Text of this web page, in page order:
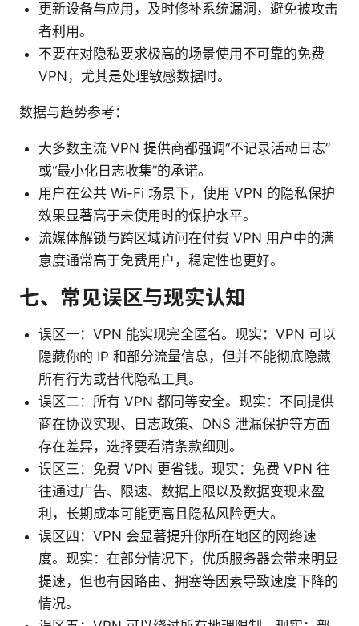
更新设备与应用，及时修补系统漏洞，避免被攻击
者利用。
不要在对隐私要求极高的场景使用不可靠的免费
VPN，尤其是处理敏感数据时。
数据与趋势参考：
大多数主流 VPN 提供商都强调“不记录活动日志”
或“最小化日志收集”的承诺。
用户在公共 Wi-Fi 场景下，使用 VPN 的隐私保护
效果显著高于未使用时的保护水平。
流媒体解锁与跨区域访问在付费 VPN 用户中的满
意度通常高于免费用户，稳定性也更好。
七、常见误区与现实认知
误区一：VPN 能实现完全匿名。现实：VPN 可以
隐藏你的 IP 和部分流量信息，但并不能彻底隐藏
所有行为或替代隐私工具。
误区二：所有 VPN 都同等安全。现实：不同提供
商在协议实现、日志政策、DNS 泄漏保护等方面
存在差异，选择要看清条款细则。
误区三：免费 VPN 更省钱。现实：免费 VPN 往
往通过广告、限速、数据上限以及数据变现来盈
利，长期成本可能更高且隐私风险更大。
误区四：VPN 会显著提升你所在地区的网络速
度。现实：在部分情况下，优质服务器会带来明显
提速，但也有因路由、拥塞等因素导致速度下降的
情况。